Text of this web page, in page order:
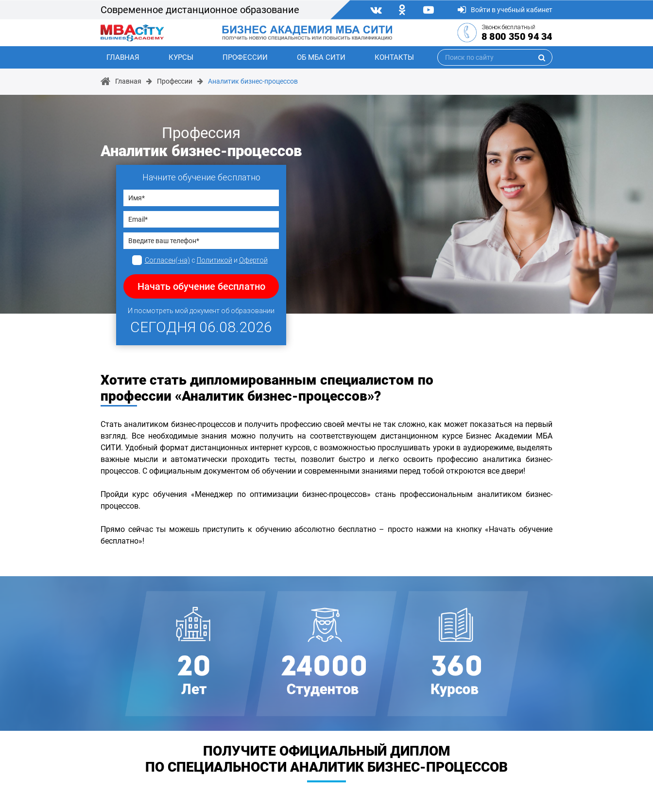
Современное дистанционное образование Войти в учебный кабинет
Звонок бесплатный
8 800 350 94 34
ГЛАВНАЯ КУРСЫ ПРОФЕССИИ ОБ МБА СИТИ КОНТАКТЫ
Главная Профессии Аналитик бизнес-процессов
Профессия
Аналитик бизнес-процессов
Начните обучение бесплатно
Согласен(-на) с Политикой и Офертой
Начать обучение бесплатно
И посмотреть мой документ об образовании
СЕГОДНЯ 06.08.2026
Хотите стать дипломированным специалистом по
профессии «Аналитик бизнес-процессов»?
Стать аналитиком бизнес-процессов и получить профессию своей мечты не так сложно, как может показаться на первый
взгляд. Все необходимые знания можно получить на соответствующем дистанционном курсе Бизнес Академии МБА
СИТИ. Удобный формат дистанционных интернет курсов, с возможностью прослушивать уроки в аудиорежиме, выделять
важные мысли и автоматически проходить тесты, позволит быстро и легко освоить профессию аналитика бизнес-
процессов. С официальным документом об обучении и современными знаниями перед тобой откроются все двери!
Пройди курс обучения «Менеджер по оптимизации бизнес-процессов» стань профессиональным аналитиком бизнес-
процессов.
Прямо сейчас ты можешь приступить к обучению абсолютно бесплатно – просто нажми на кнопку «Начать обучение
бесплатно»!
ПОЛУЧИТЕ ОФИЦИАЛЬНЫЙ ДИПЛОМ
ПО СПЕЦИАЛЬНОСТИ АНАЛИТИК БИЗНЕС-ПРОЦЕССОВ